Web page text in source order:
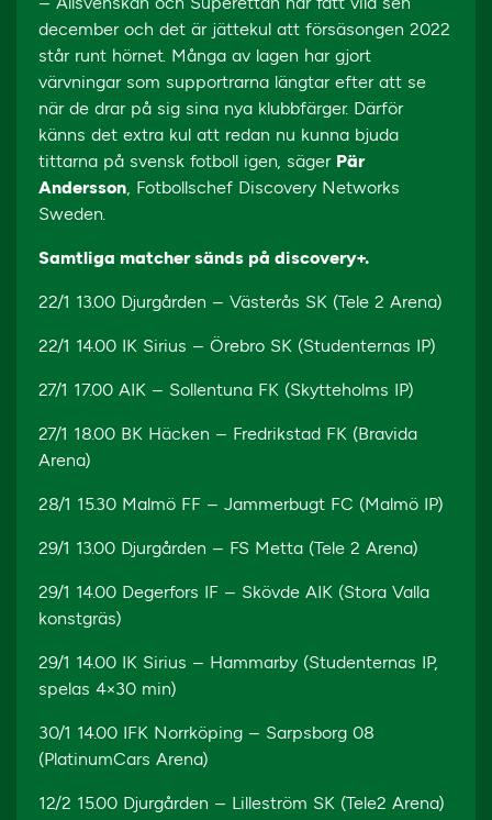
december och det är jättekul att försäsongen 2022
står runt hörnet. Många av lagen har gjort
värvningar som supportrarna längtar efter att se
när de drar på sig sina nya klubbfärger. Därför
känns det extra kul att redan nu kunna bjuda
tittarna på svensk fotboll igen, säger Pär
Andersson, Fotbollschef Discovery Networks
Sweden.
Samtliga matcher sänds på discovery+.
22/1 13.00 Djurgården – Västerås SK (Tele 2 Arena)
22/1 14.00 IK Sirius – Örebro SK (Studenternas IP)
27/1 17.00 AIK – Sollentuna FK (Skytteholms IP)
27/1 18.00 BK Häcken – Fredrikstad FK (Bravida
Arena)
28/1 15.30 Malmö FF – Jammerbugt FC (Malmö IP)
29/1 13.00 Djurgården – FS Metta (Tele 2 Arena)
29/1 14.00 Degerfors IF – Skövde AIK (Stora Valla
konstgräs)
29/1 14.00 IK Sirius – Hammarby (Studenternas IP,
spelas 4×30 min)
30/1 14.00 IFK Norrköping – Sarpsborg 08
(PlatinumCars Arena)
12/2 15.00 Djurgården – Lilleström SK (Tele2 Arena)